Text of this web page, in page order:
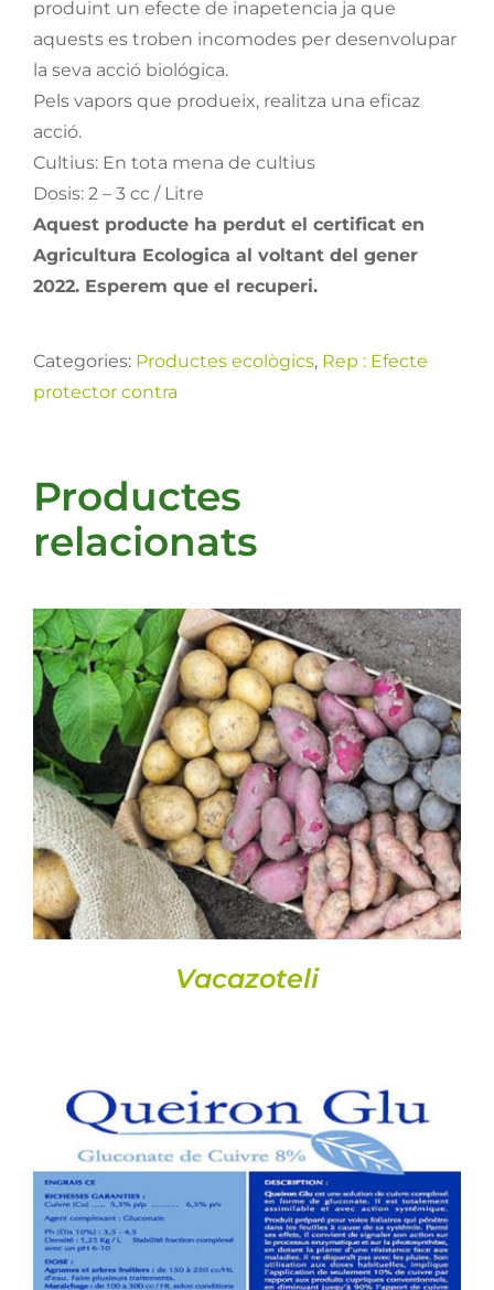
produint un efecte de inapetencia ja que
aquests es troben incomodes per desenvolupar
la seva acció biológica.
Pels vapors que produeix, realitza una eficaz
acció.
Cultius: En tota mena de cultius
Dosis: 2 – 3 cc / Litre
Aquest producte ha perdut el certificat en
Agricultura Ecologica al voltant del gener
2022. Esperem que el recuperi.
Categories: Productes ecològics, Rep : Efecte
protector contra
Productes
relacionats
DETALLS
Vacazoteli
DETALLS